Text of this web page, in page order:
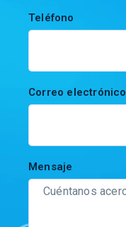
Teléfono
Correo electrónico
Mensaje